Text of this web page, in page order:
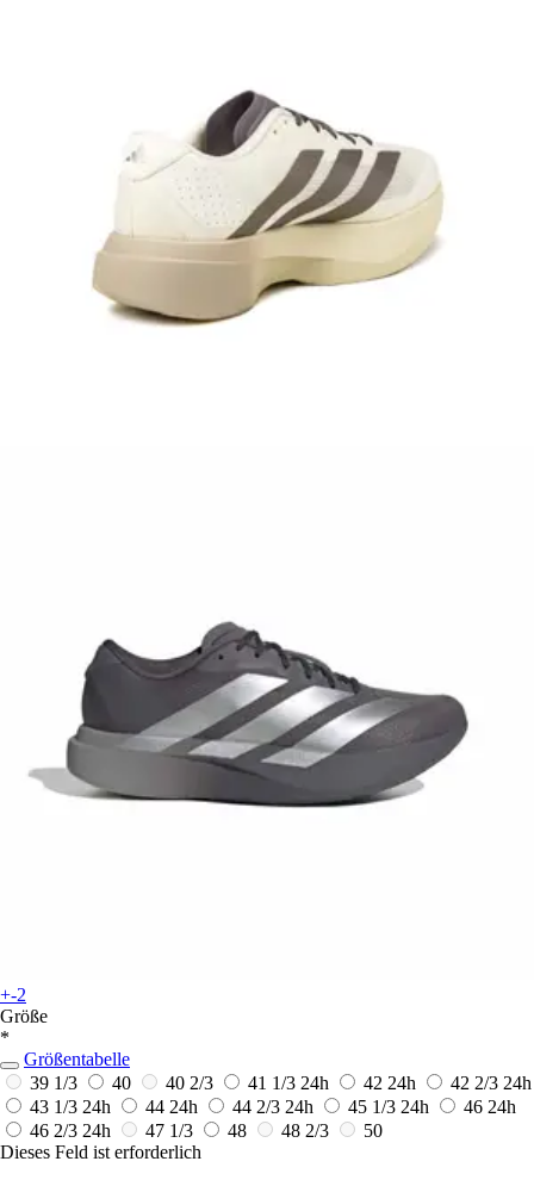
+-2
Größe
*
Größentabelle
39 1/3
40 40 2/3 41 1/3 24h 42 24h 42 2/3 24h
43 1/3 24h 44 24h 44 2/3 24h 45 1/3 24h 46 24h
46 2/3 24h 47 1/3 48 48 2/3
50
Dieses Feld ist erforderlich